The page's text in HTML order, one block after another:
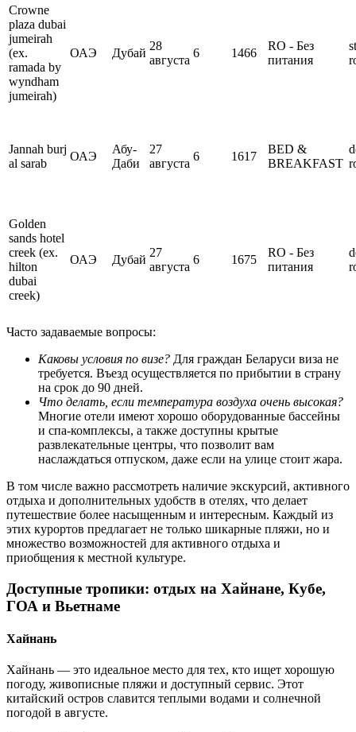
Crowne
plaza dubai
jumeirah
(ex.
ramada by
wyndham
jumeirah)
ОАЭ Дубай
28
августа
6 1466
RO - Без
питания
Jannah burj
al sarab
ОАЭ
Абу-
Даби
27
августа
6 1617
BED &
BREAKFAST
Golden
sands hotel
creek (ex.
hilton
dubai
creek)
ОАЭ Дубай
27
августа
6 1675
RO - Без
питания
Часто задаваемые вопросы:
Каковы условия по визе? Для граждан Беларуси виза не
требуется. Въезд осуществляется по прибытии в страну
на срок до 90 дней.
Что делать, если температура воздуха очень высокая?
Многие отели имеют хорошо оборудованные бассейны
и спа-комплексы, а также доступны крытые
развлекательные центры, что позволит вам
наслаждаться отпуском, даже если на улице стоит жара.
В том числе важно рассмотреть наличие экскурсий, активного
отдыха и дополнительных удобств в отелях, что делает
путешествие более насыщенным и интересным. Каждый из
этих курортов предлагает не только шикарные пляжи, но и
множество возможностей для активного отдыха и
приобщения к местной культуре.
Доступные тропики: отдых на Хайнане, Кубе,
ГОА и Вьетнаме
Хайнань
Хайнань — это идеальное место для тех, кто ищет хорошую
погоду, живописные пляжи и доступный сервис. Этот
китайский остров славится теплыми водами и солнечной
погодой в августе.